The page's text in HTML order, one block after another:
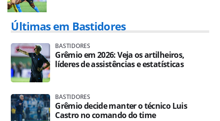
Últimas em Bastidores
BASTIDORES
Grêmio em 2026: Veja os artilheiros,
líderes de assistências e estatísticas
BASTIDORES
Grêmio decide manter o técnico Luis
Castro no comando do time